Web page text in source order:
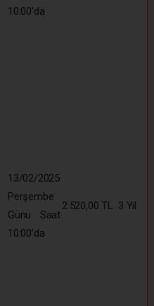
10:00’da
13/02/2025
Perşembe
Günü Saat
10:00’da
2.520,00 TL 3 Yıl